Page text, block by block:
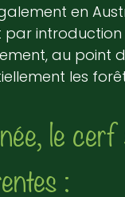
en
par introduction
au point
les
le
: